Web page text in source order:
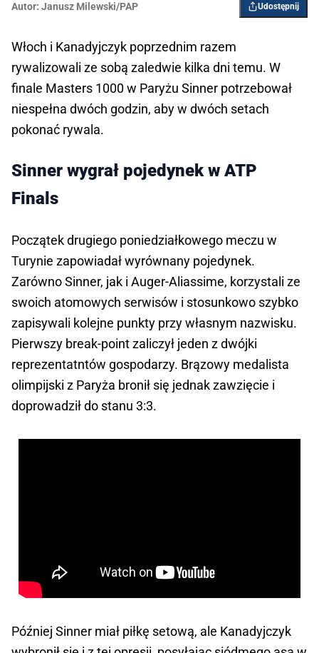
Autor: Janusz Milewski/PAP Udostępnij
Włoch i Kanadyjczyk poprzednim razem
rywalizowali ze sobą zaledwie kilka dni temu. W
finale Masters 1000 w Paryżu Sinner potrzebował
niespełna dwóch godzin, aby w dwóch setach
pokonać rywala.
Sinner wygrał pojedynek w ATP
Finals
Początek drugiego poniedziałkowego meczu w
Turynie zapowiadał wyrównany pojedynek.
Zarówno Sinner, jak i Auger-Aliassime, korzystali ze
swoich atomowych serwisów i stosunkowo szybko
zapisywali kolejne punkty przy własnym nazwisku.
Pierwszy break-point zaliczył jeden z dwójki
reprezentatntów gospodarzy. Brązowy medalista
olimpijski z Paryża bronił się jednak zawzięcie i
doprowadził do stanu 3:3.
Później Sinner miał piłkę setową, ale Kanadyjczyk